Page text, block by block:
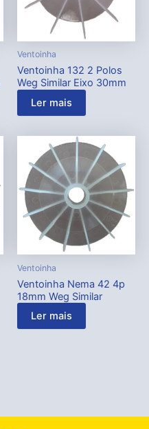
Ventoinha
Ventoinha 132 2 Polos
Weg Similar Eixo 30mm
Ler mais
Ventoinha
Ventoinha Nema 42 4p
18mm Weg Similar
Ler mais